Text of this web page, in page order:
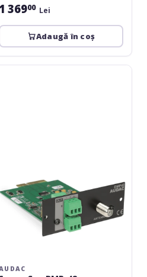
1 36900 Lei
Adaugă în coș